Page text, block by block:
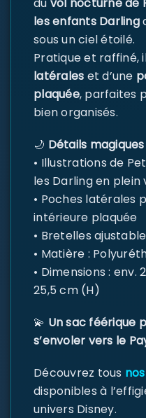
les enfants Darling
sous un ciel étoilé.
Pratique et raffiné,
latérales et d’une
plaquée, parfaites
bien organisés.
🌙 Détails magiques
• Illustrations de
les Darling en plein
• Poches latérales
intérieure plaquée
• Bretelles
• Matière :
• Dimensions : env.
25,5 cm (H)
💫 Un sac féérique
s’envoler vers le
Découvrez tous
disponibles à
univers Disney.